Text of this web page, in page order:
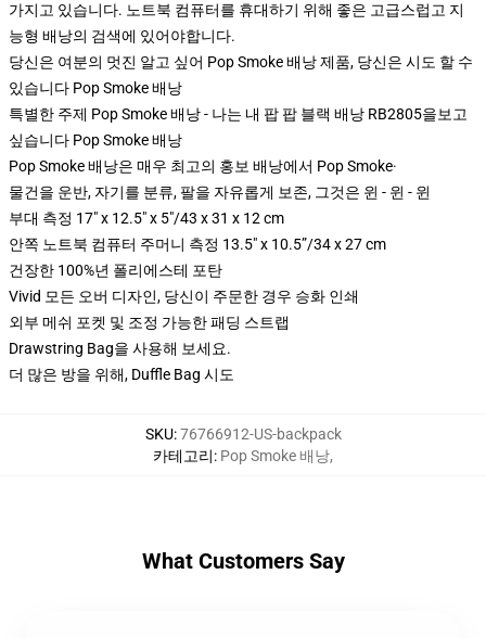
가지고 있습니다. 노트북 컴퓨터를 휴대하기 위해 좋은 고급스럽고 지
능형 배낭의 검색에 있어야합니다.
당신은 여분의 멋진 알고 싶어 Pop Smoke 배낭 제품, 당신은 시도 할 수
있습니다 Pop Smoke 배낭
특별한 주제 Pop Smoke 배낭 - 나는 내 팝 팝 블랙 배낭 RB2805을보고
싶습니다 Pop Smoke 배낭
Pop Smoke 배낭은 매우 최고의 홍보 배낭에서 Pop Smoke·
물건을 운반, 자기를 분류, 팔을 자유롭게 보존, 그것은 윈 - 윈 - 윈
부대 측정 17" x 12.5" x 5"/43 x 31 x 12 cm
안쪽 노트북 컴퓨터 주머니 측정 13.5" x 10.5”/34 x 27 cm
건장한 100%년 폴리에스테 포탄
Vivid 모든 오버 디자인, 당신이 주문한 경우 승화 인쇄
외부 메쉬 포켓 및 조정 가능한 패딩 스트랩
Drawstring Bag을 사용해 보세요.
더 많은 방을 위해, Duffle Bag 시도
SKU:76766912-US-backpack
카테고리: Pop Smoke 배낭,
What Customers Say